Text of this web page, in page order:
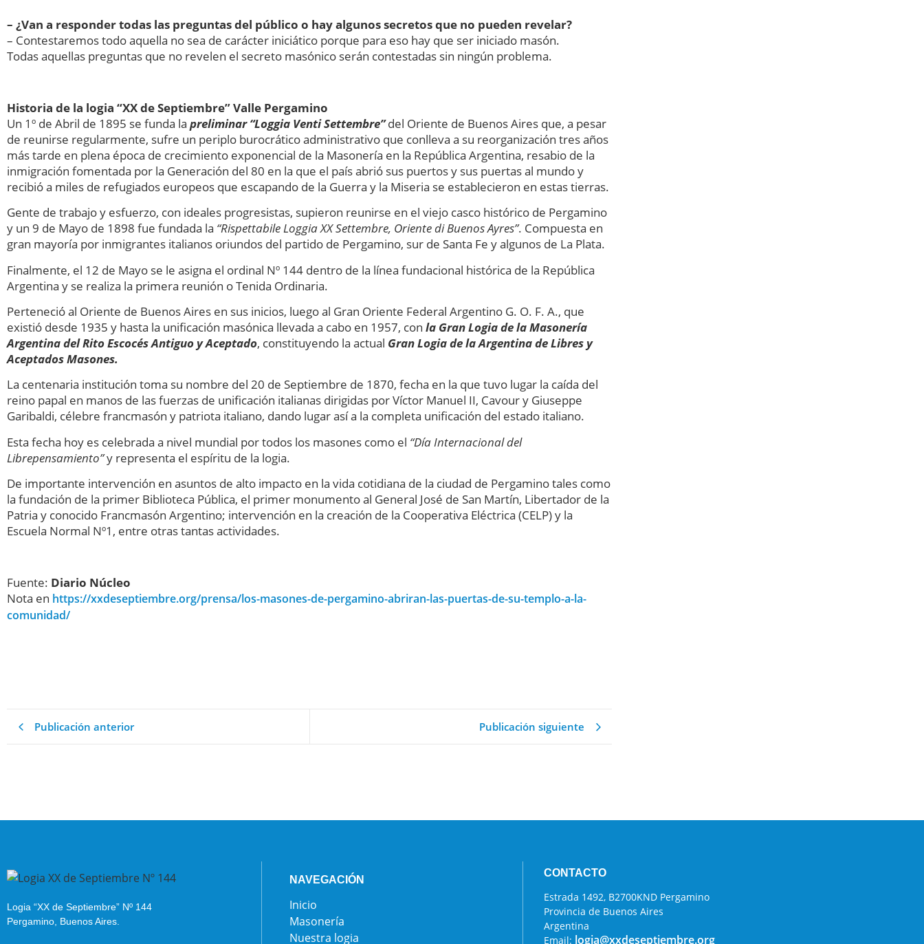
– ¿Van a responder todas las preguntas del público o hay algunos secretos que no pueden revelar?
– Contestaremos todo aquella no sea de carácter iniciático porque para eso hay que ser iniciado masón.
Todas aquellas preguntas que no revelen el secreto masónico serán contestadas sin ningún problema.
Historia de la logia “XX de Septiembre” Valle Pergamino
Un 1º de Abril de 1895 se funda la preliminar “Loggia Venti Settembre”del Oriente de Buenos Aires que, a pesar
de reunirse regularmente, sufre un periplo burocrático administrativo que conlleva a su reorganización tres años
más tarde en plena época de crecimiento exponencial de la Masonería en la República Argentina, resabio de la
inmigración fomentada por la Generación del 80 en la que el país abrió sus puertos y sus puertas al mundo y
recibió a miles de refugiados europeos que escapando de la Guerra y la Miseria se establecieron en estas tierras.
Gente de trabajo y esfuerzo, con ideales progresistas, supieron reunirse en el viejo casco histórico de Pergamino
y un 9 de Mayo de 1898 fue fundada la “Rispettabile Loggia XX Settembre, Oriente di Buenos Ayres”. Compuesta en
gran mayoría por inmigrantes italianos oriundos del partido de Pergamino, sur de Santa Fe y algunos de La Plata.
Finalmente, el 12 de Mayo se le asigna el ordinal Nº 144 dentro de la línea fundacional histórica de la República
Argentina y se realiza la primera reunión o Tenida Ordinaria.
Perteneció al Oriente de Buenos Aires en sus inicios, luego al Gran Oriente Federal Argentino G. O. F. A., que
existió desde 1935 y hasta la unificación masónica llevada a cabo en 1957, con la Gran Logia de la Masonería
Argentina del Rito Escocés Antiguo y Aceptado, constituyendo la actual Gran Logia de la Argentina de Libres y
Aceptados Masones.
La centenaria institución toma su nombre del 20 de Septiembre de 1870, fecha en la que tuvo lugar la caída del
reino papal en manos de las fuerzas de unificación italianas dirigidas por Víctor Manuel II, Cavour y Giuseppe
Garibaldi, célebre francmasón y patriota italiano, dando lugar así a la completa unificación del estado italiano.
Esta fecha hoy es celebrada a nivel mundial por todos los masones como el “Día Internacional del
Librepensamiento”y representa el espíritu de la logia.
De importante intervención en asuntos de alto impacto en la vida cotidiana de la ciudad de Pergamino tales como
la fundación de la primer Biblioteca Pública, el primer monumento al General José de San Martín, Libertador de la
Patria y conocido Francmasón Argentino; intervención en la creación de la Cooperativa Eléctrica (CELP) y la
Escuela Normal Nº1, entre otras tantas actividades.
Fuente: Diario Núcleo
Nota en https://xxdeseptiembre.org/prensa/los-masones-de-pergamino-abriran-las-puertas-de-su-templo-a-la-
comunidad/
Publicación anterior Publicación siguiente
Logia “XX de Septiembre” Nº 144
Pergamino, Buenos Aires.
NAVEGACIÓN
Inicio
Masonería
Nuestra logia
CONTACTO
Estrada 1492, B2700KND Pergamino
Provincia de Buenos Aires
Argentina
Email: logia@xxdeseptiembre.org